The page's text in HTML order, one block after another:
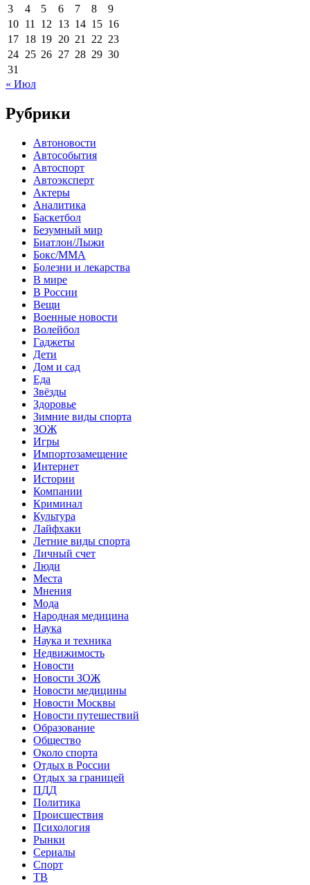
3
4 5 6 7 8
9
10 11 12 13 14 15 16
17 18 19 20 21 22 23
24 25 26 27 28 29 30
31
« Июл
Рубрики
Автоновости
Автособытия
Автоспорт
Автоэксперт
Актеры
Аналитика
Баскетбол
Безумный мир
Биатлон/Лыжи
Бокс/MMA
Болезни и лекарства
В мире
В России
Вещи
Военные новости
Волейбол
Гаджеты
Дети
Дом и сад
Еда
Звёзды
Здоровье
Зимние виды спорта
ЗОЖ
Игры
Импортозамещение
Интернет
Истории
Компании
Криминал
Культура
Лайфхаки
Летние виды спорта
Личный счет
Люди
Места
Мнения
Мода
Народная медицина
Наука
Наука и техника
Недвижимость
Новости
Новости ЗОЖ
Новости медицины
Новости Москвы
Новости путешествий
Образование
Общество
Около спорта
Отдых в России
Отдых за границей
ПДД
Политика
Происшествия
Психология
Рынки
Сериалы
Спорт
ТВ